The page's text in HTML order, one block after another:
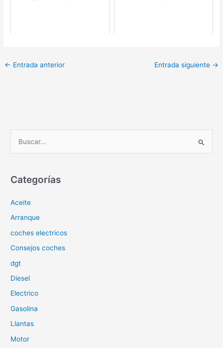
← Entrada anterior Entrada siguiente →
c
r
p
o
Categorías
Aceite
Arranque
coches electricos
Consejos coches
dgt
Diesel
Electrico
Gasolina
Llantas
Motor